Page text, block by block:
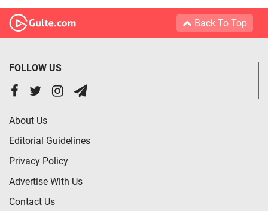
Back To Top
FOLLOW US
About Us
Editorial Guidelines
Privacy Policy
Advertise With Us
Contact Us